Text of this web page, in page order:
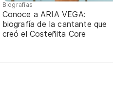
Biografías
Conoce a ARIA VEGA:
biografía de la cantante que
creó el Costeñita Core